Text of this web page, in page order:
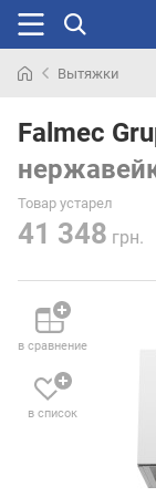
раньше
Вытяжки
Falmec
Товар устарел
41 348 грн.
в сравнение
в список